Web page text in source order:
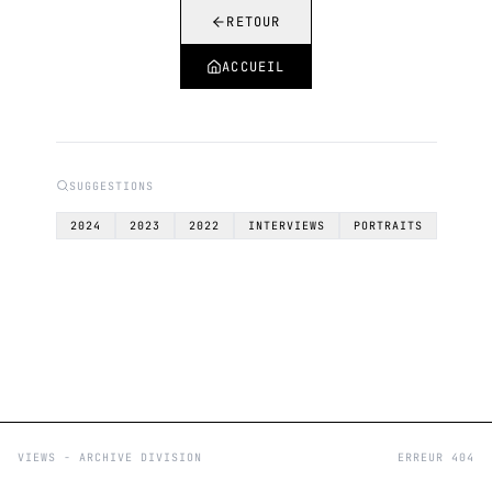
RETOUR
ACCUEIL
SUGGESTIONS
2024 2023 2022 INTERVIEWS PORTRAITS
VIEWS - ARCHIVE DIVISION ERREUR 404